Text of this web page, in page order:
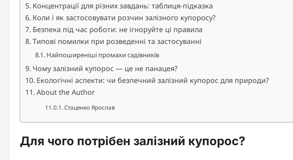
Концентрації для різних завдань: таблиця-підказка
Коли і як застосовувати розчин залізного купоросу?
Безпека під час роботи: не ігноруйте ці правила
Типові помилки при розведенні та застосуванні
Найпоширеніші промахи садівників
Чому залізний купорос — це не панацея?
Екологічні аспекти: чи безпечний залізний купорос для природи?
About the Author
Стаценко Ярослав
Для чого потрібен залізний купорос?